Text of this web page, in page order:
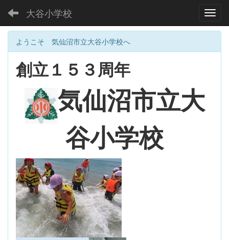
大谷小学校
ようこそ 気仙沼市立大谷小学校へ
創立１５３周年
気仙沼市立大
谷小学校